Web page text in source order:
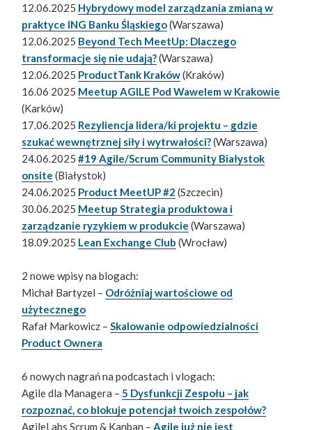
12.06.2025 Hybrydowy model zarządzania zmianą w
praktyce ING Banku Śląskiego(Warszawa)
12.06.2025 Beyond Tech MeetUp: Dlaczego
transformacje się nie udają?(Warszawa)
12.06.2025 ProductTank Kraków(Kraków)
16.06 2025 Meetup AGILE Pod Wawelem w Krakowie
(Karków)
17.06.2025 Rezyliencja lidera/ki projektu – gdzie
szukać wewnętrznej siły i wytrwałości?(Warszawa)
24.06.2025#19 Agile/Scrum Community Białystok
onsite (Białystok)
24.06.2025 Product MeetUP #2 (Szczecin)
30.06.2025 Meetup Strategia produktowa i
zarządzanie ryzykiem w produkcie (Warszawa)
18.09.2025 Lean Exchange Club (Wrocław)
2 nowe wpisy na blogach:
Michał Bartyzel – Odróżniaj wartościowe od
użytecznego
Rafał Markowicz –Skalowanie odpowiedzialności
Product Ownera
6 nowych nagrań na podcastach i vlogach:
Agile dla Managera –5 Dysfunkcji Zespołu – jak
rozpoznać, co blokuje potencjał twoich zespołów?
AgileLabs Scrum & Kanban –Agile już nie jest